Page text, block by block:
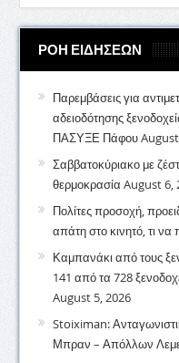
ΡΟΗ ΕΙΔΗΣΕΩΝ
Παρεμβάσεις για
αδειοδότησης
ΠΑΣΥΞΕ Πάφου
Σαββατοκύριακο με
θερμοκρασία August 6,
Πολίτες προσοχή,
απάτη στο κινητό, τι να
Καμπανάκι από τους
141 από τα 728
August 5, 2026
Stoiximan:
Μπραν – Απόλλων